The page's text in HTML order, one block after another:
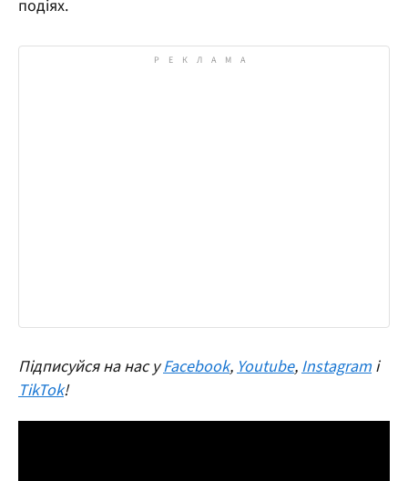
подіях.
Підписуйся на нас уFacebook,Youtube,Instagram і
TikTok!